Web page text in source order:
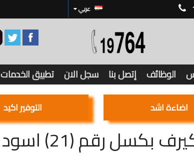
عربي
الوظائف إتصل بنا سجل الان تطبيق الخدمات
اضاءة اشد التوفير اكيد
رقم (21) اسود لامع